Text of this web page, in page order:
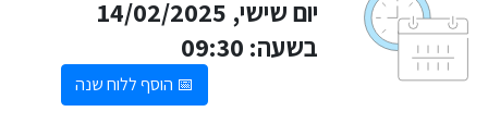
יום שישי, 14/02/2025
בשעה: 09:30
📅 הוסף ללוח שנה